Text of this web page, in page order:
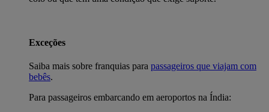
Exceções
Saiba mais sobre franquias para passageiros que viajam com
bebês.
Para passageiros embarcando em aeroportos na Índia: